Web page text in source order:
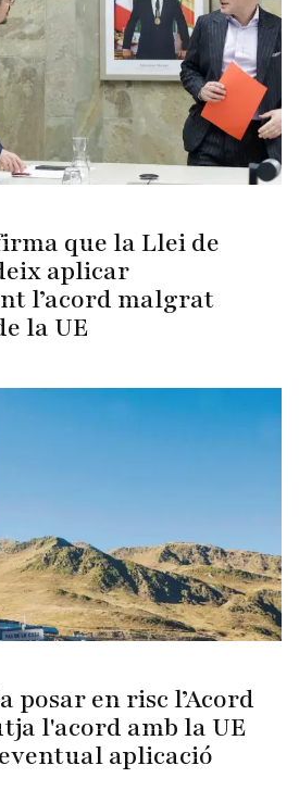
que la Llei de
aplicar
l’acord malgrat
la UE
en risc l’Acord
l'acord amb la UE
aplicació